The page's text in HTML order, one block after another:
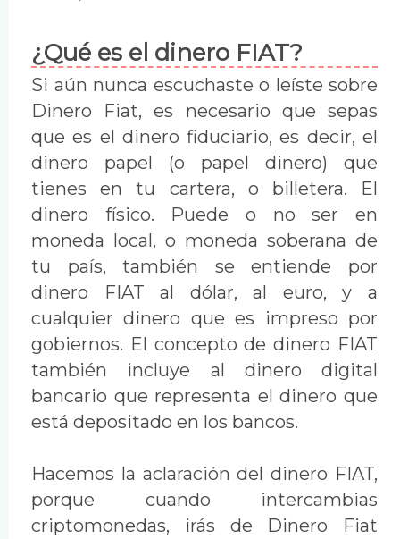
¿Qué es el dinero FIAT?
Si aún nunca escuchaste o leíste sobre
Dinero Fiat, es necesario que sepas
que es el dinero fiduciario, es decir, el
dinero papel (o papel dinero) que
tienes en tu cartera, o billetera. El
dinero físico. Puede o no ser en
moneda local, o moneda soberana de
tu país, también se entiende por
dinero FIAT al dólar, al euro, y a
cualquier dinero que es impreso por
gobiernos. El concepto de dinero FIAT
también incluye al dinero digital
bancario que representa el dinero que
está depositado en los bancos.
Hacemos la aclaración del dinero FIAT,
porque cuando intercambias
criptomonedas, irás de Dinero Fiat